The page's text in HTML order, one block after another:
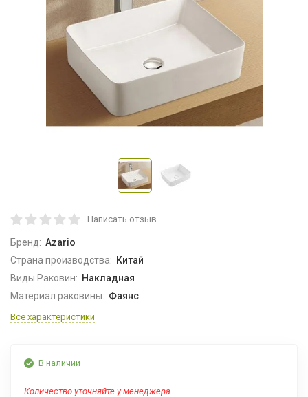
Написать отзыв
Бренд: Azario
Страна производства: Китай
Виды Раковин: Накладная
Материал раковины: Фаянс
Все характеристики
В наличии
Количество уточняйте у менеджера